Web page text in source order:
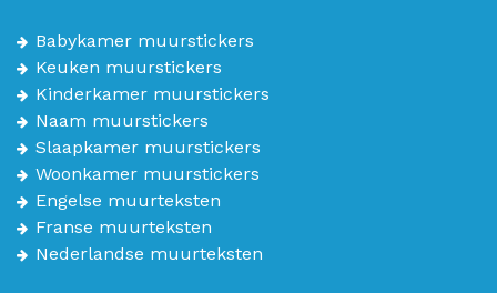
Babykamer muurstickers
Keuken muurstickers
Kinderkamer muurstickers
Naam muurstickers
Slaapkamer muurstickers
Woonkamer muurstickers
Engelse muurteksten
Franse muurteksten
Nederlandse muurteksten